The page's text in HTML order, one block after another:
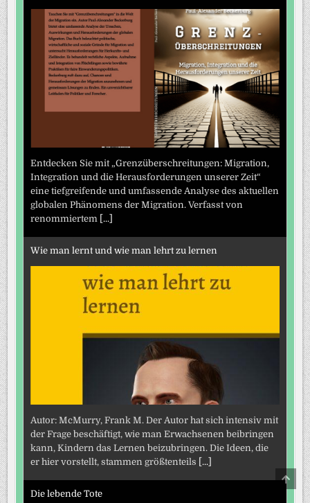
Entdecken Sie mit „Grenzüberschreitungen: Migration,
Integration und die Herausforderungen unserer Zeit“
eine tiefgreifende und umfassende Analyse des aktuellen
globalen Phänomens der Migration. Verfasst von
renommiertem
[...]
Wie man lernt und wie man lehrt zu lernen
Autor: McMurry, Frank M. Der Autor hat sich intensiv mit
der Frage beschäftigt, wie man Erwachsenen beibringen
kann, Kindern das Lernen beizubringen. Die Ideen, die
er hier vorstellt, stammen größtenteils
[...]
Die lebende Tote TO
TOP